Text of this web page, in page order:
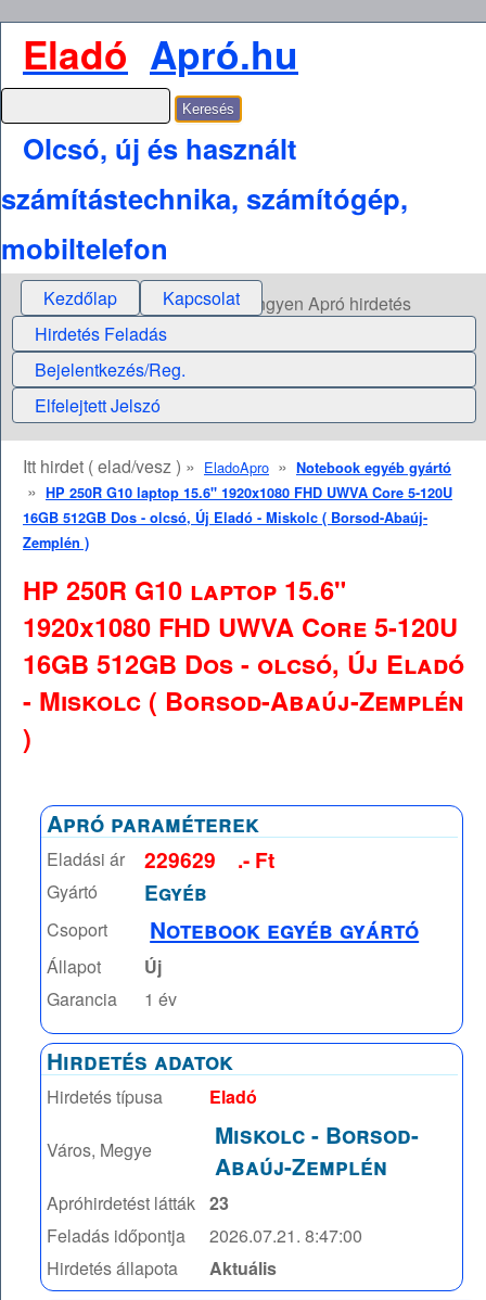
Eladó Apró.hu
Olcsó, új és használt
számítástechnika, számítógép,
mobiltelefon
Kezdőlap Kapcsolat
Ingyen Apró hirdetés
Hirdetés Feladás
Bejelentkezés/Reg.
Elfelejtett Jelszó
Itt hirdet ( elad/vesz ) » EladoApro » Notebook egyéb gyártó
» HP 250R G10 laptop 15.6" 1920x1080 FHD UWVA Core 5-120U
16GB 512GB Dos - olcsó, Új Eladó - Miskolc ( Borsod-Abaúj-
Zemplén )
HP 250R G10 laptop 15.6"
1920x1080 FHD UWVA Core 5-120U
16GB 512GB Dos - olcsó, Új Eladó
- Miskolc ( Borsod-Abaúj-Zemplén
)
Apró paraméterek
Eladási ár 229629 .- Ft
Gyártó Egyéb
Csoport Notebook egyéb gyártó
Állapot
Új
Garancia
1 év
Hirdetés adatok
Hirdetés típusa Eladó
Város, Megye Miskolc- Borsod-
Abaúj-Zemplén
Apróhirdetést látták 23
Feladás időpontja
2026.07.21. 8:47:00
Hirdetés állapota
Aktuális